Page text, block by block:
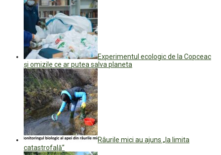
Experimentul ecologic de la Copceac
și omizile ce ar putea salva planeta
Râurile mici au ajuns „la limita
catastrofală”